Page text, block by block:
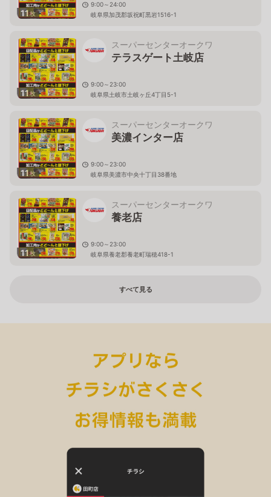
11枚
9:00～24:00
岐阜県加茂郡坂祝町黒岩1516-1
11枚
スーパーセンターオークワ
テラスゲート土岐店
9:00～23:00
岐阜県土岐市土岐ヶ丘4丁目5-1
11枚
スーパーセンターオークワ
美濃インター店
9:00～23:00
岐阜県美濃市中央十丁目38番地
11枚
スーパーセンターオークワ
養老店
9:00～23:00
岐阜県養老郡養老町瑞穂418-1
すべて見る